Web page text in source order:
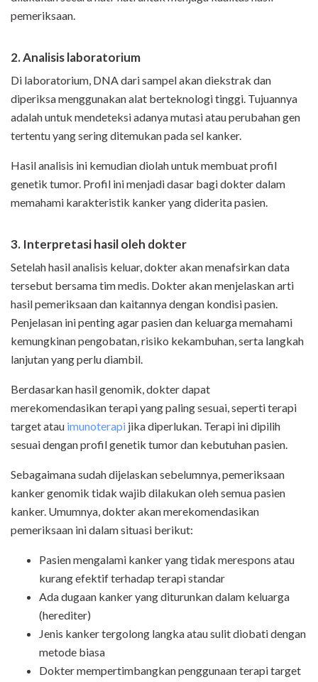
pemeriksaan.
2. Analisis laboratorium
Di laboratorium, DNA dari sampel akan diekstrak dan
diperiksa menggunakan alat berteknologi tinggi. Tujuannya
adalah untuk mendeteksi adanya mutasi atau perubahan gen
tertentu yang sering ditemukan pada sel kanker.
Hasil analisis ini kemudian diolah untuk membuat profil
genetik tumor. Profil ini menjadi dasar bagi dokter dalam
memahami karakteristik kanker yang diderita pasien.
3. Interpretasi hasil oleh dokter
Setelah hasil analisis keluar, dokter akan menafsirkan data
tersebut bersama tim medis. Dokter akan menjelaskan arti
hasil pemeriksaan dan kaitannya dengan kondisi pasien.
Penjelasan ini penting agar pasien dan keluarga memahami
kemungkinan pengobatan, risiko kekambuhan, serta langkah
lanjutan yang perlu diambil.
Berdasarkan hasil genomik, dokter dapat
merekomendasikan terapi yang paling sesuai, seperti terapi
target atau imunoterapi jika diperlukan. Terapi ini dipilih
sesuai dengan profil genetik tumor dan kebutuhan pasien.
Sebagaimana sudah dijelaskan sebelumnya, pemeriksaan
kanker genomik tidak wajib dilakukan oleh semua pasien
kanker. Umumnya, dokter akan merekomendasikan
pemeriksaan ini dalam situasi berikut:
Pasien mengalami kanker yang tidak merespons atau
kurang efektif terhadap terapi standar
Ada dugaan kanker yang diturunkan dalam keluarga
(herediter)
Jenis kanker tergolong langka atau sulit diobati dengan
metode biasa
Dokter mempertimbangkan penggunaan terapi target